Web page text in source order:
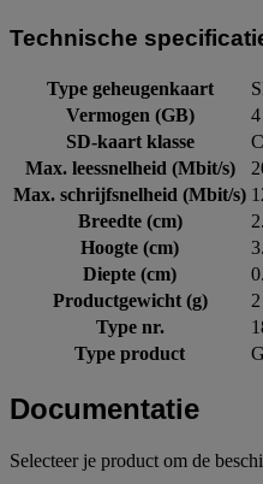
Technische
Type geheugenkaart
Vermogen (GB)
SD-kaart klasse
Max. leessnelheid (Mbit/s)
Max. schrijfsnelheid (Mbit/s)
Breedte (cm)
Hoogte (cm)
Diepte (cm)
Productgewicht (g)
Type nr.
Type product
Documentatie
Selecteer je product om de